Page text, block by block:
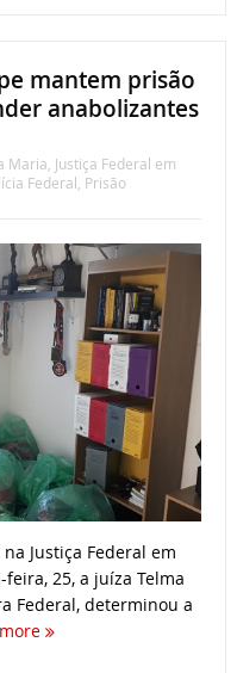
mantem prisão
anabolizantes
Maria, Justiça Federal em
Federal, Prisão
Justiça Federal em
feira, 25, a juíza Telma
Federal, determinou a